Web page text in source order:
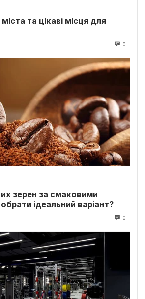
та цікаві місця для
0
зерен за смаковими
ідеальний варіант?
0